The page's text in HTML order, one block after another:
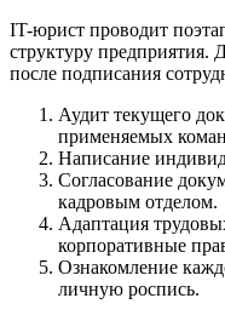
IT-юрист проводит
структуру предприятия.
после подписания
Аудит текущего
применяемых
Написание
Согласование
кадровым отделом.
Адаптация
корпоративные
Ознакомление
личную роспись.